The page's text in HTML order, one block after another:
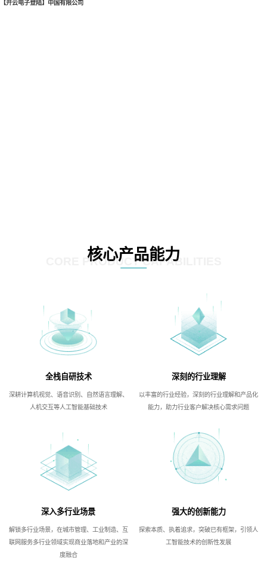
【开云电子登陆】中国有限公司
核心产品能力
CORE PRODUCT CAPABILITIES
全栈自研技术
深耕计算机视觉、语音识别、自然语言理解、
人机交互等人工智能基础技术
深刻的行业理解
以丰富的行业经验，深刻的行业理解和产品化
能力，助力行业客户解决核心需求问题
深入多行业场景
解锁多行业场景，在城市管理、工业制造、互
联网服务多行业领域实现商业落地和产业的深
度融合
强大的创新能力
探索本质、执着追求，突破已有框架，引领人
工智能技术的创新性发展